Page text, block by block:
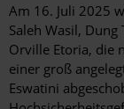
Am 16. Juli 2025
Saleh Wasil,
Orville Etoria, die
einer groß
Eswatini